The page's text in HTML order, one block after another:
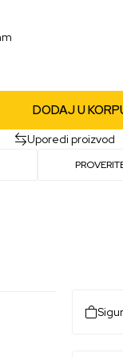
DODAJ U
Uporedi proizvod